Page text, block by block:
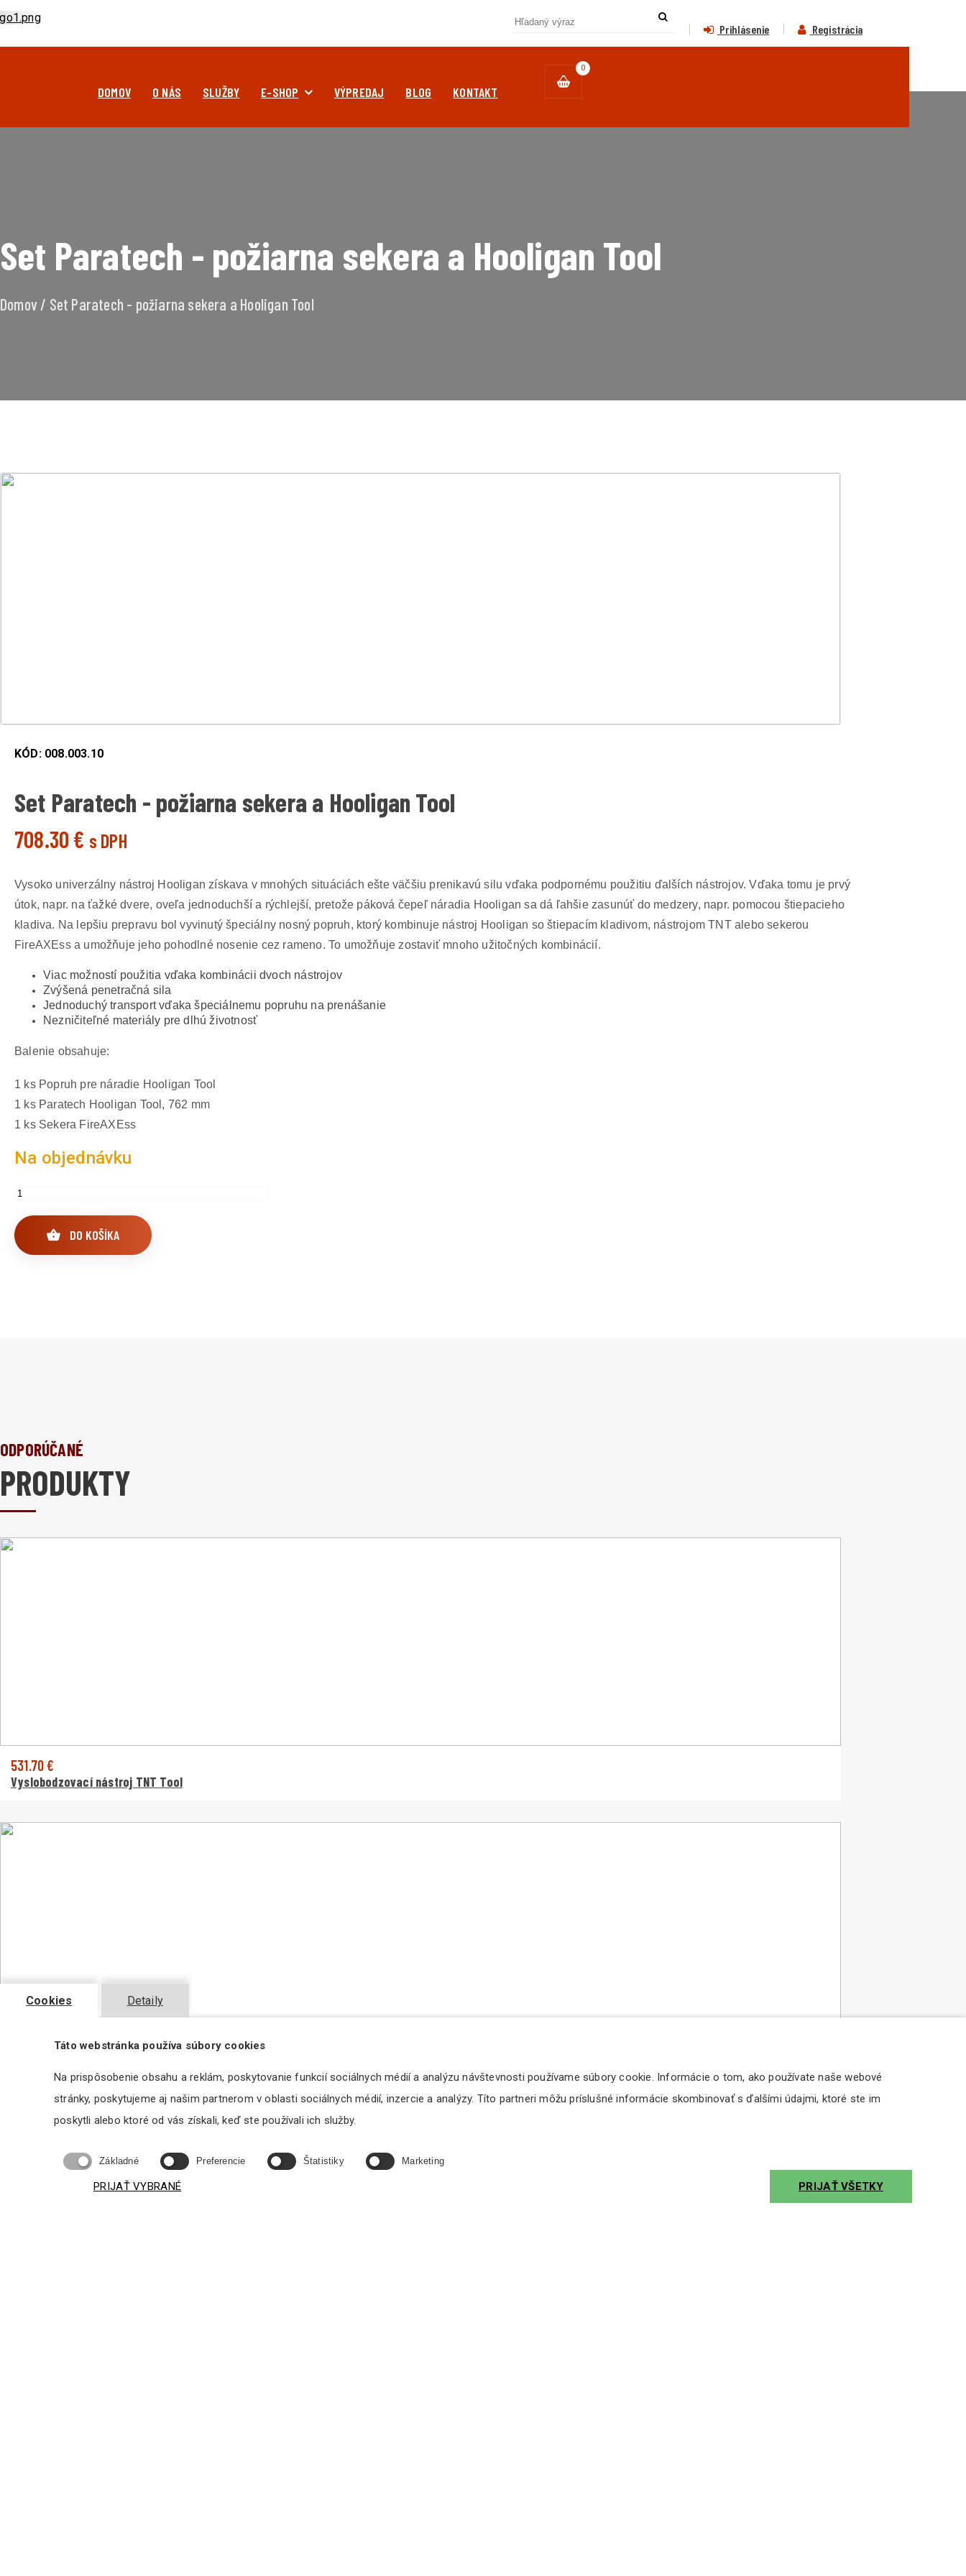
Cookies Detaily
Táto webstránka používa súbory cookies
Na prispôsobenie obsahu a reklám, poskytovanie funkcií sociálnych médií a analýzu návštevnosti používame súbory cookie. Informácie o tom, ako používate naše webové
stránky, poskytujeme aj našim partnerom v oblasti sociálnych médií, inzercie a analýzy. Títo partneri môžu príslušné informácie skombinovať s ďalšími údajmi, ktoré ste im
poskytli alebo ktoré od vás získali, keď ste používali ich služby.
Základné Preferencie Štatistiky Marketing
PRIJAŤ VYBRANÉ PRIJAŤ VŠETKY
Prihlásenie Registrácia
0
DOMOV O NÁS SLUŽBY E-SHOP VÝPREDAJ BLOG KONTAKT
Set Paratech - požiarna sekera a Hooligan Tool
Domov / Set Paratech - požiarna sekera a Hooligan Tool
KÓD: 008.003.10
Set Paratech - požiarna sekera a Hooligan Tool
708.30 € s DPH
Vysoko univerzálny nástroj Hooligan získava v mnohých situáciách ešte väčšiu prenikavú silu vďaka podpornému použitiu ďalších nástrojov. Vďaka tomu je prvý
útok, napr. na ťažké dvere, oveľa jednoduchší a rýchlejší, pretože páková čepeľ náradia Hooligan sa dá ľahšie zasunúť do medzery, napr. pomocou štiepacieho
kladiva. Na lepšiu prepravu bol vyvinutý špeciálny nosný popruh, ktorý kombinuje nástroj Hooligan so štiepacím kladivom, nástrojom TNT alebo sekerou
FireAXEss a umožňuje jeho pohodlné nosenie cez rameno. To umožňuje zostaviť mnoho užitočných kombinácií.
Viac možností použitia vďaka kombinácii dvoch nástrojov
Zvýšená penetračná sila
Jednoduchý transport vďaka špeciálnemu popruhu na prenášanie
Nezničiteľné materiály pre dlhú životnosť
Balenie obsahuje:
1 ks Popruh pre náradie Hooligan Tool
1 ks Paratech Hooligan Tool, 762 mm
1 ks Sekera FireAXEss
Na objednávku
DO KOŠÍKA
ODPORÚČANÉ
PRODUKTY
531.70 €
Vyslobodzovací nástroj TNT Tool
1004.20 €